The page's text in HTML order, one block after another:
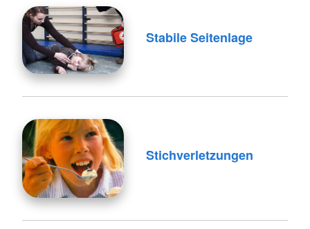
Stabile Seitenlage
Stichverletzungen